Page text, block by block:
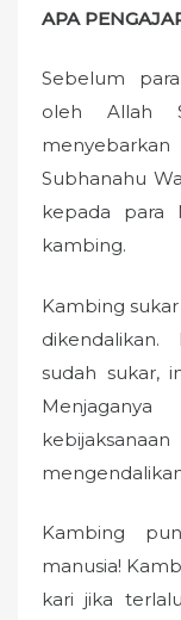
APA
Sebelum
oleh Allah
Subhanahu
kepada para
kambing.
Kambing
sudah sukar,
Kambing
manusia!
kari jika